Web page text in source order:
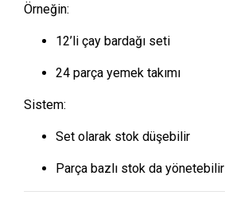
Örneğin:
12’li çay bardağı seti
24 parça yemek takımı
Sistem:
Set olarak stok düşebilir
Parça bazlı stok da yönetebilir